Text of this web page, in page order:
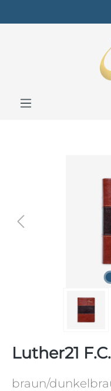
Luther21
braun/